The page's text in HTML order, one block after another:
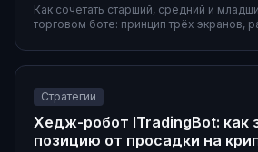
Как сочетать старший, средний и
торговом боте: принцип трёх экранов,
Стратегии
Хедж-робот ITradingBot: как
позицию от просадки на